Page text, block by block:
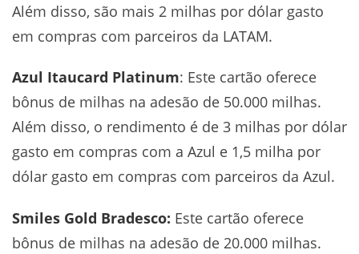
Além disso, são mais 2 milhas por dólar gasto
em compras com parceiros da LATAM.
Azul Itaucard Platinum: Este cartão oferece
bônus de milhas na adesão de 50.000 milhas.
Além disso, o rendimento é de 3 milhas por dólar
gasto em compras com a Azul e 1,5 milha por
dólar gasto em compras com parceiros da Azul.
Smiles Gold Bradesco: Este cartão oferece
bônus de milhas na adesão de 20.000 milhas.